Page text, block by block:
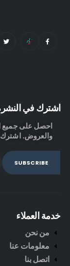
اشترك في النشرة
احصل على جميع
والعروض. اشترك
خدمة العملاء
من نحن
معلومات عنا
اتصل بنا